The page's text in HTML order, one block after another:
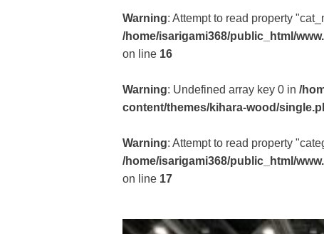
Warning: Attempt to read property
/home/isarigami368/public_html/
on line 16
Warning: Undefined array key 0 in /
content/themes/kihara-wood/
Warning: Attempt to read property
/home/isarigami368/public_html/
on line 17